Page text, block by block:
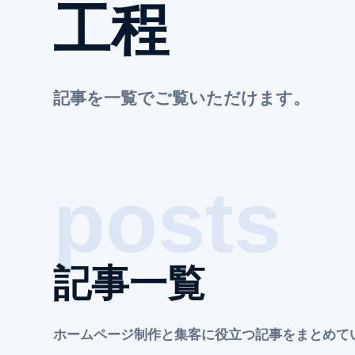
工程
記事を一覧でご覧いただけます。
記事一覧
ホームページ制作と集客に役立つ記事をまとめて